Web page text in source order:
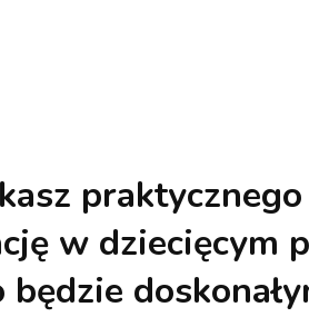
w dziecięcym
będzie